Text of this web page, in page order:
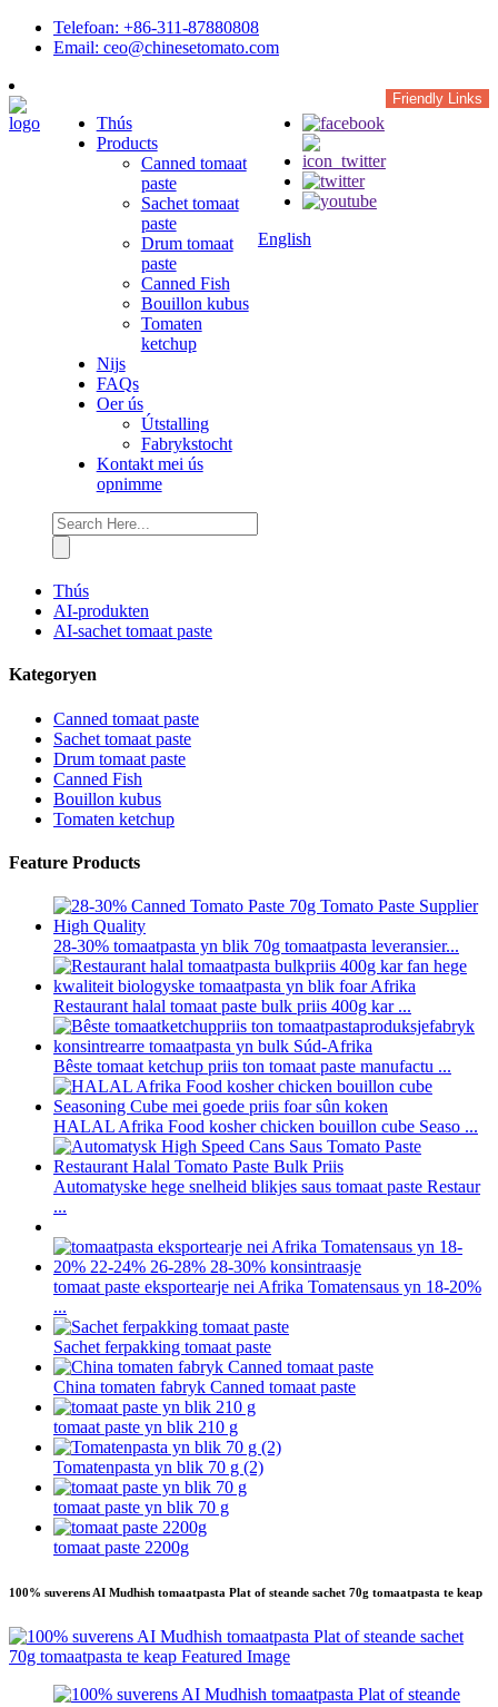
Telefoan: +86-311-87880808
Email: ceo@chinesetomato.com
Friendly Links
Thús
Products
Canned tomaat
paste
Sachet tomaat
paste
Drum tomaat
paste
Canned Fish
Bouillon kubus
Tomaten
ketchup
Nijs
FAQs
Oer ús
Útstalling
Fabrykstocht
Kontakt mei ús
opnimme
English
Thús
AI-produkten
AI-sachet tomaat paste
Kategoryen
Canned tomaat paste
Sachet tomaat paste
Drum tomaat paste
Canned Fish
Bouillon kubus
Tomaten ketchup
Feature Products
28-30% tomaatpasta yn blik 70g tomaatpasta leveransier...
Restaurant halal tomaat paste bulk priis 400g kar ...
Bêste tomaat ketchup priis ton tomaat paste manufactu ...
HALAL Afrika Food kosher chicken bouillon cube Seaso ...
Automatyske hege snelheid blikjes saus tomaat paste Restaur
...
tomaat paste eksportearje nei Afrika Tomatensaus yn 18-20%
...
Sachet ferpakking tomaat paste
China tomaten fabryk Canned tomaat paste
tomaat paste yn blik 210 g
Tomatenpasta yn blik 70 g (2)
tomaat paste yn blik 70 g
tomaat paste 2200g
100% suverens AI Mudhish tomaatpasta Plat of steande sachet 70g tomaatpasta te keap